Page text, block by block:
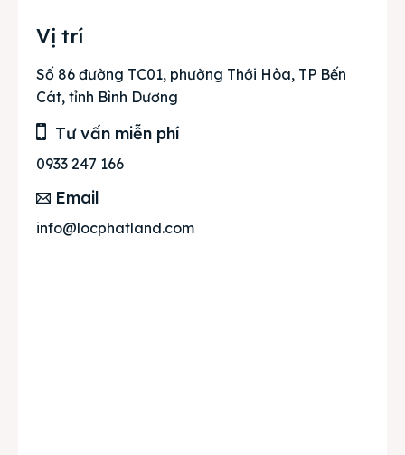
Vị trí
Số 86 đường TC01, phường Thới Hòa, TP Bến
Cát, tỉnh Bình Dương
Tư vấn miễn phí
0933 247 166
Email
info@locphatland.com